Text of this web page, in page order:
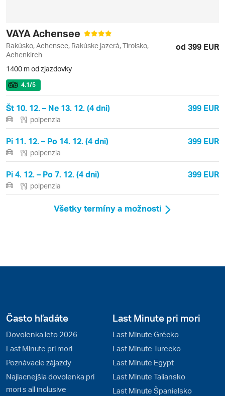
VAYA Achensee
Rakúsko, Achensee, Rakúske jazerá, Tirolsko,
Achenkirch
od 399 EUR
1400 m od zjazdovky
4.1/5
Št 10. 12. – Ne 13. 12. (4 dni) 399 EUR
polpenzia
Pi 11. 12. – Po 14. 12. (4 dni) 399 EUR
polpenzia
Pi 4. 12. – Po 7. 12. (4 dni) 399 EUR
polpenzia
Všetky termíny a možnosti
Často hľadáte
Dovolenka leto 2026
Last Minute pri mori
Poznávacie zájazdy
Najlacnejšia dovolenka pri
mori s all inclusive
Last Minute pri mori
Last Minute Grécko
Last Minute Turecko
Last Minute Egypt
Last Minute Taliansko
Last Minute Španielsko